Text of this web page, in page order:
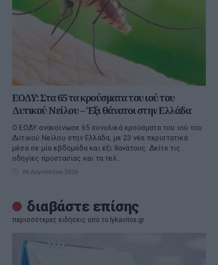
ΕΟΔΥ: Στα 65 τα κρούσματα του ιού του
Δυτικού Νείλου – Έξι θάνατοι στην Ελλάδα
Ο ΕΟΔΥ ανακοίνωσε 65 συνολικά κρούσματα του ιού του
Δυτικού Νείλου στην Ελλάδα, με 23 νέα περιστατικά
μέσα σε μία εβδομάδα και έξι θανάτους. Δείτε τις
οδηγίες προστασίας και τα τελ...
06 Αυγούστου 2026
διαβάστε επίσης
περισσότερες ειδήσεις από το lykavitos.gr